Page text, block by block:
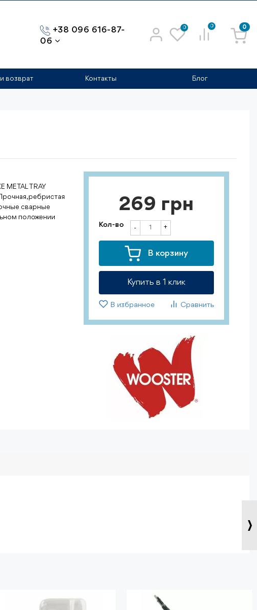
+38 096 616-87-
06
0 0 0
и возврат Контакты Блог
METAL TRAY
ребристая
сварные
положении
269 грн
Кол-во +
-
В корзину
Купить в 1 клик
Сравнить
В избранное